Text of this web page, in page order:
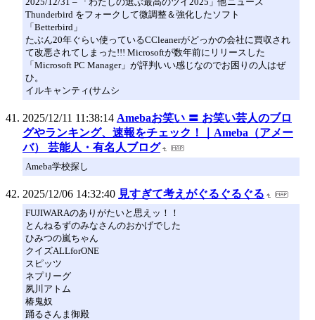
Thunderbird をフォークして微調整＆強化したソフト
「Betterbird」
たぶん20年ぐらい使っているCCleanerがどっかの会社に買収され
て改悪されてしまった!!! Microsoftが数年前にリリースした
「Microsoft PC Manager」が評判いい感じなのでお困りの人はぜ
ひ。
イルキャンティ(サムシ
2025/12/11 11:38:14 Amebaお笑い 〓 お笑い芸人のブロ
グやランキング、速報をチェック！｜Ameba（アメー
バ） 芸能人・有名人ブログ
Ameba学校探し
2025/12/06 14:32:40 見すぎて考えがぐるぐるぐる
FUJIWARAのありがたいと思えッ！！
とんねるずのみなさんのおかげでした
ひみつの嵐ちゃん
クイズALLforONE
スピッツ
ネプリーグ
夙川アトム
椿鬼奴
踊るさんま御殿